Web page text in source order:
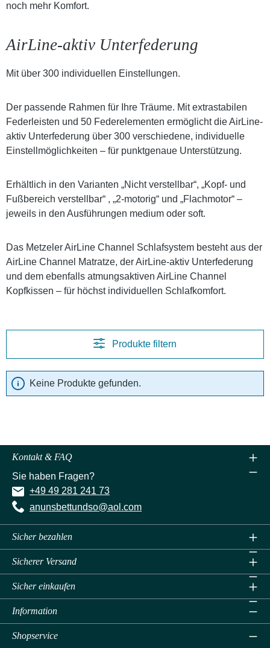
noch mehr Komfort.
AirLine-aktiv Unterfederung
Mit über 300 individuellen Einstellungen.
Der passende Rahmen für Ihre Träume. Mit extrastabilen
Federleisten und 50 Federelementen ermöglicht die AirLine-
aktiv Unterfederung über 300 verschiedene, individuelle
Einstellmöglichkeiten – für punktgenaue Unterstützung.
Erhältlich in den Varianten „Nicht verstellbar“, „Kopf- und
Fußbereich verstellbar“ , „2-motorig“ und „Flachmotor“ –
jeweils in den Ausführungen medium oder soft.
Das Metzeler AirLine Channel Schlafsystem besteht aus der
AirLine Channel Matratze, der AirLine-aktiv Unterfederung
und dem ebenfalls atmungsaktiven AirLine Channel
Kopfkissen – für höchst individuellen Schlafkomfort.
Produkte filtern
Keine Produkte gefunden.
Kontakt & FAQ
Sie haben Fragen?
+49 49 281 241 73
anunsbettundso@aol.com
Sicher bezahlen
Sicherer Versand
Sicher einkaufen
Information
Shopservice